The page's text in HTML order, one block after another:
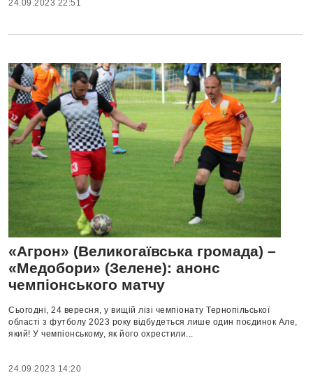
24.09.2023 22:51
«Агрон» (Великогаївська громада) –
«Медобори» (Зелене): анонс
чемпіонського матчу
Сьогодні, 24 вересня, у вищій лізі чемпіонату Тернопільської
області з футболу 2023 року відбудеться лише один поєдинок Але,
який! У чемпіонському, як його охрестили...
24.09.2023 14:20